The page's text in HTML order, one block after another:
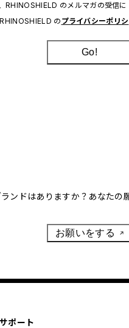
RHINOSHIELD のメルマガの受信に
の プライバシーポリシ
Go!
ンドはありますか？あなたの
お願いをする
サポート